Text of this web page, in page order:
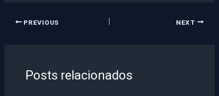
PREVIOUS NEXT
Posts relacionados